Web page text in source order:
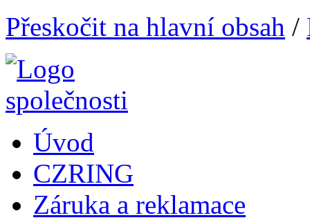
Přeskočit na hlavní obsah /
Úvod
CZRING
Záruka a reklamace